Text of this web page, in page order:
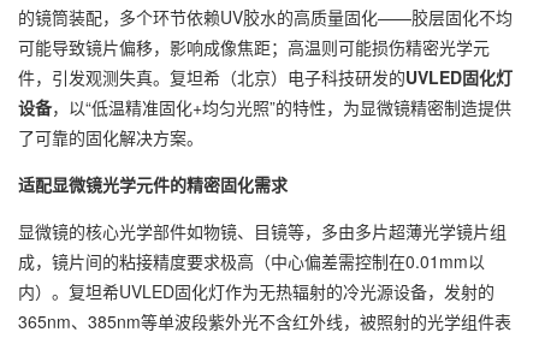
的镜筒装配，多个环节依赖UV胶水的高质量固化——胶层固化不均
可能导致镜片偏移，影响成像焦距；高温则可能损伤精密光学元
件，引发观测失真。复坦希（北京）电子科技研发的UVLED固化灯
设备，以“低温精准固化+均匀光照”的特性，为显微镜精密制造提供
了可靠的固化解决方案。
适配显微镜光学元件的精密固化需求
显微镜的核心光学部件如物镜、目镜等，多由多片超薄光学镜片组
成，镜片间的粘接精度要求极高（中心偏差需控制在0.01mm以
内）。复坦希UVLED固化灯作为无热辐射的冷光源设备，发射的
365nm、385nm等单波段紫外光不含红外线，被照射的光学组件表